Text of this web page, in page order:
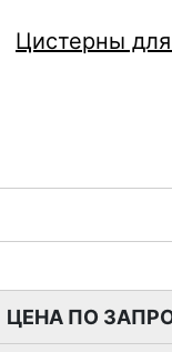
Цистерны
быстрого и
для крепления
стандартным
ЦЕНА ПО